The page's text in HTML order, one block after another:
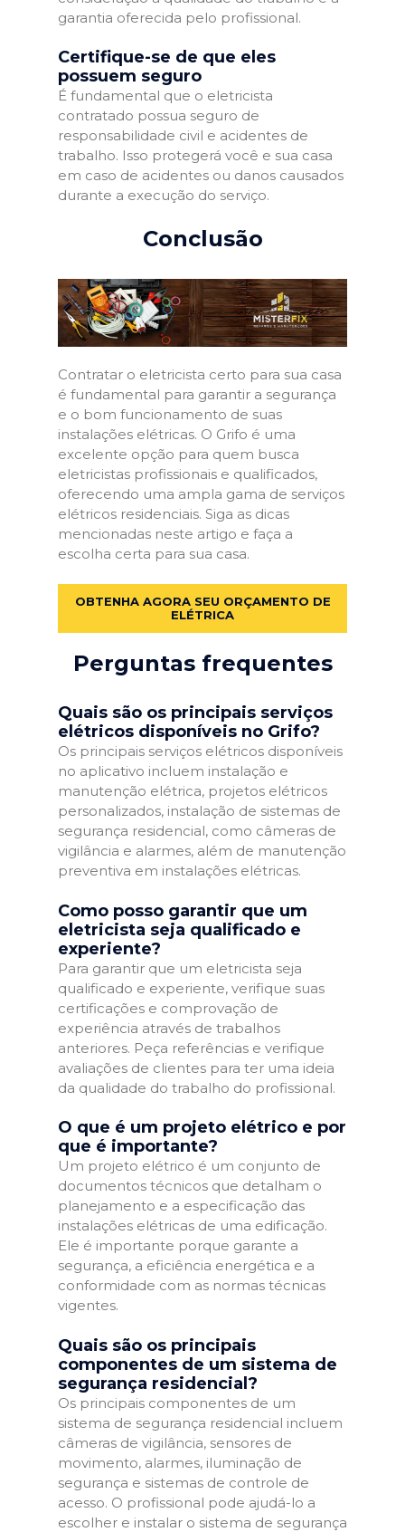
garantia oferecida pelo profissional.
Certifique-se de que eles
possuem seguro
É fundamental que o eletricista
contratado possua seguro de
responsabilidade civil e acidentes de
trabalho. Isso protegerá você e sua casa
em caso de acidentes ou danos causados
durante a execução do serviço.
Conclusão
Contratar o eletricista certo para sua casa
é fundamental para garantir a segurança
e o bom funcionamento de suas
instalações elétricas. O Grifo é uma
excelente opção para quem busca
eletricistas profissionais e qualificados,
oferecendo uma ampla gama de serviços
elétricos residenciais. Siga as dicas
mencionadas neste artigo e faça a
escolha certa para sua casa.
OBTENHA AGORA SEU ORÇAMENTO DE
ELÉTRICA
Perguntas frequentes
Quais são os principais serviços
elétricos disponíveis no Grifo?
Os principais serviços elétricos disponíveis
no aplicativo incluem instalação e
manutenção elétrica, projetos elétricos
personalizados, instalação de sistemas de
segurança residencial, como câmeras de
vigilância e alarmes, além de manutenção
preventiva em instalações elétricas.
Como posso garantir que um
eletricista seja qualificado e
experiente?
Para garantir que um eletricista seja
qualificado e experiente, verifique suas
certificações e comprovação de
experiência através de trabalhos
anteriores. Peça referências e verifique
avaliações de clientes para ter uma ideia
da qualidade do trabalho do profissional.
O que é um projeto elétrico e por
que é importante?
Um projeto elétrico é um conjunto de
documentos técnicos que detalham o
planejamento e a especificação das
instalações elétricas de uma edificação.
Ele é importante porque garante a
segurança, a eficiência energética e a
conformidade com as normas técnicas
vigentes.
Quais são os principais
componentes de um sistema de
segurança residencial?
Os principais componentes de um
sistema de segurança residencial incluem
câmeras de vigilância, sensores de
movimento, alarmes, iluminação de
segurança e sistemas de controle de
acesso. O profissional pode ajudá-lo a
escolher e instalar o sistema de segurança